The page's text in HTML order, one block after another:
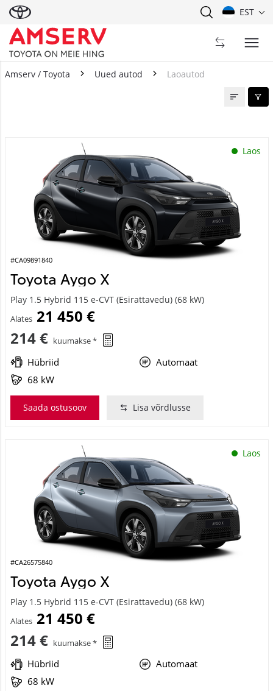
EST
Amserv / Toyota Uued autod Laoautod
Laos
#CA09891840
Toyota Aygo X
Play 1.5 Hybrid 115 e-CVT (Esirattavedu) (68 kW)
Alates 21 450 €
214 € kuumakse *
Hübriid
Automaat
68 kW
Saada ostusoov Lisa võrdlusse
Laos
#CA26575840
Toyota Aygo X
Play 1.5 Hybrid 115 e-CVT (Esirattavedu) (68 kW)
Alates 21 450 €
214 € kuumakse *
Hübriid
Automaat
68 kW